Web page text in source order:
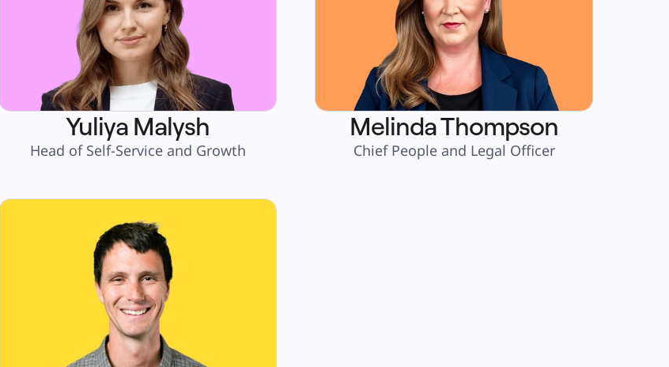
Yuliya Malysh
Head of Self-Service and Growth
Melinda Thompson
Chief People and Legal Officer